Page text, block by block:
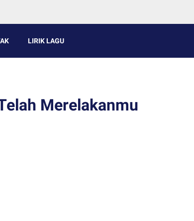
LIRIK LAGU
Merelakanmu